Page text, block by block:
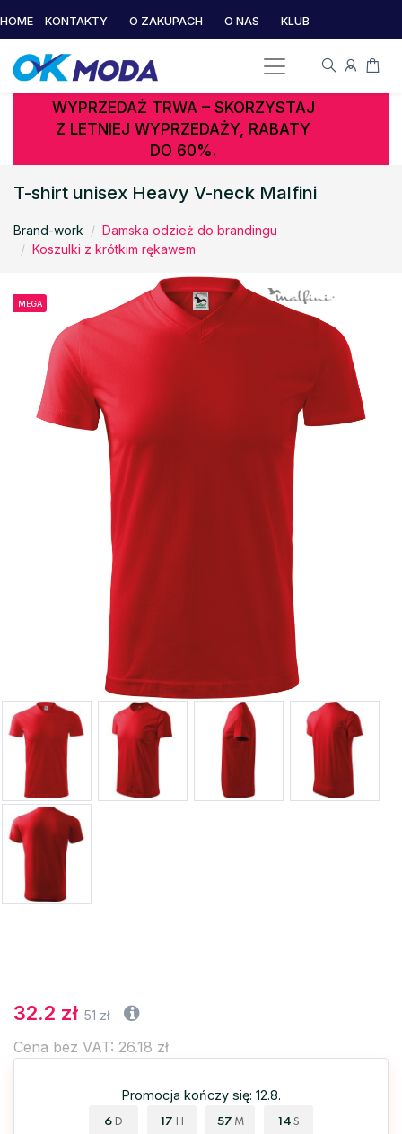
HOME KONTAKTY O ZAKUPACH O NAS KLUB
WYPRZEDAŻ TRWA – SKORZYSTAJ
Z LETNIEJ WYPRZEDAŻY, RABATY
DO 60%.
T-shirt unisex Heavy V-neck Malfini
Brand-work
Damska odzież do brandingu
Koszulki z krótkim rękawem
MEGA
32.2 zł 51 zł
Cena bez VAT: 26.18 zł
Promocja kończy się: 12.8.
6 D 17 H 57 M 14 S